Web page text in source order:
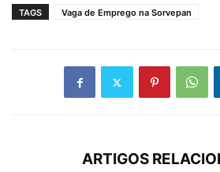
TAGS Vaga de Emprego na Sorvepan
ARTIGOS